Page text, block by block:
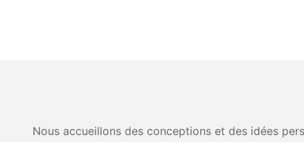
Nous accueillons des conceptions et des idées